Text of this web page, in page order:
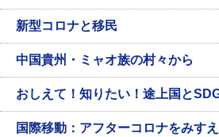
新型コロナと移民
中国貴州・ミャオ族の村々から
おしえて！知りたい！途上国と
国際移動：アフターコロナをみす